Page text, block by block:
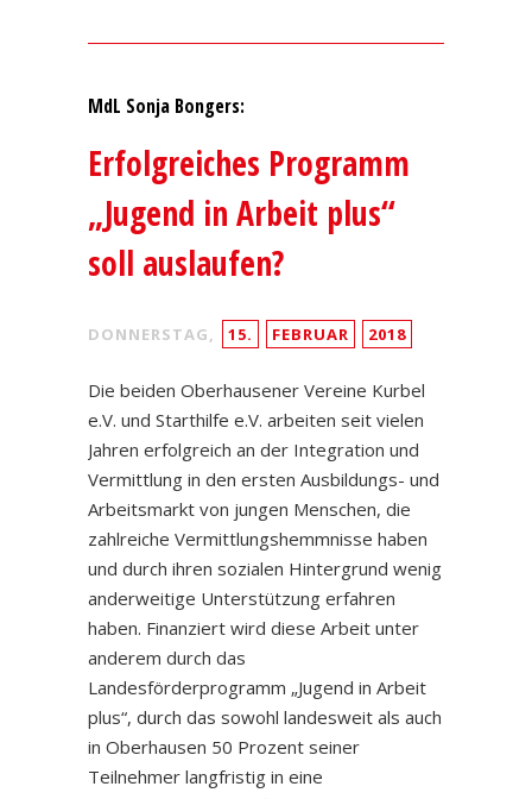
MdL Sonja Bongers:
Erfolgreiches Programm
„Jugend in Arbeit plus“
soll auslaufen?
DONNERSTAG, 15. FEBRUAR 2018
Die beiden Oberhausener Vereine Kurbel
e.V. und Starthilfe e.V. arbeiten seit vielen
Jahren erfolgreich an der Integration und
Vermittlung in den ersten Ausbildungs- und
Arbeitsmarkt von jungen Menschen, die
zahlreiche Vermittlungshemmnisse haben
und durch ihren sozialen Hintergrund wenig
anderweitige Unterstützung erfahren
haben. Finanziert wird diese Arbeit unter
anderem durch das
Landesförderprogramm „Jugend in Arbeit
plus“, durch das sowohl landesweit als auch
in Oberhausen 50 Prozent seiner
Teilnehmer langfristig in eine